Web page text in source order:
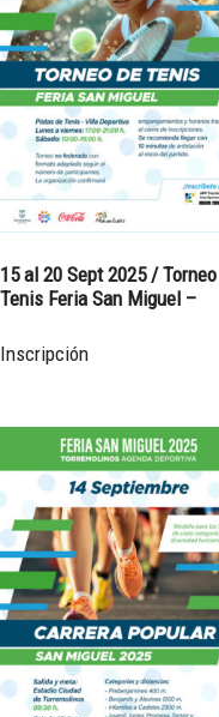
15 al 20 Sept 2025 / Torneo
Tenis Feria San Miguel –
Inscripción